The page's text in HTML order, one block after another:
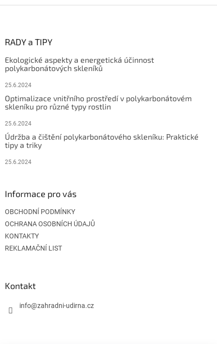
RADY a TIPY
Ekologické aspekty a energetická účinnost
polykarbonátových skleníků
25.6.2024
Optimalizace vnitřního prostředí v polykarbonátovém
skleníku pro různé typy rostlin
25.6.2024
Údržba a čištění polykarbonátového skleníku: Praktické
tipy a triky
25.6.2024
Informace pro vás
OBCHODNÍ PODMÍNKY
OCHRANA OSOBNÍCH ÚDAJŮ
KONTAKTY
REKLAMAČNÍ LIST
Kontakt
info@zahradni-udirna.cz